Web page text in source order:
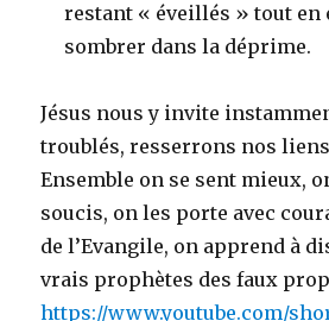
restant « éveillés » tout en
sombrer dans la déprime.
Jésus nous y invite
troublés, resserrons nos
Ensemble on se sent mieux,
soucis, on les porte avec
de l’Evangile, on apprend à
vrais prophètes des faux
https://www.youtube.com/